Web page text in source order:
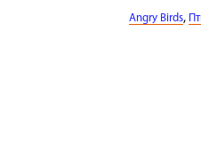
Angry Birds,